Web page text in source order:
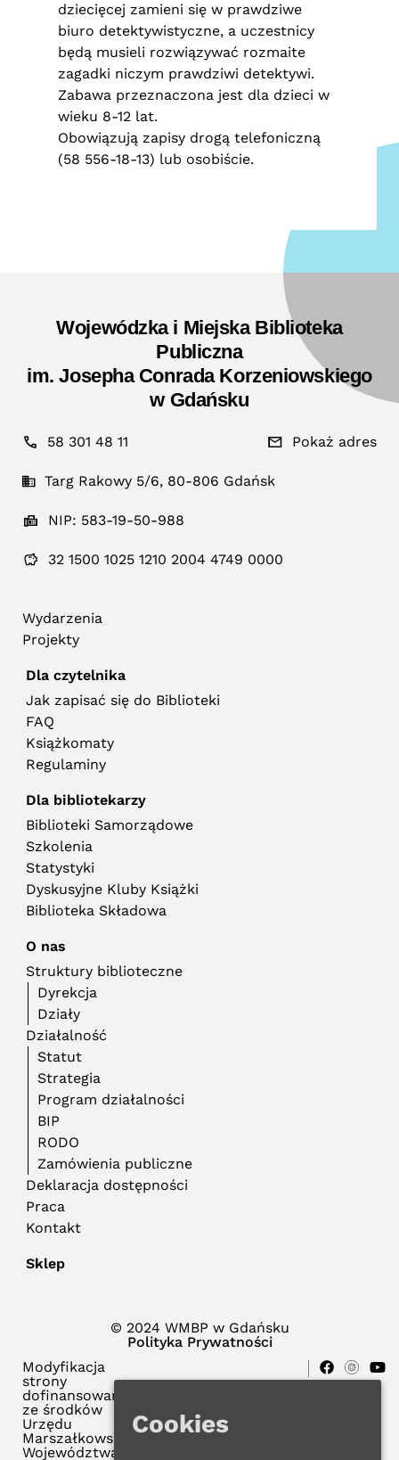
dziecięcej zamieni się w prawdziwe
biuro detektywistyczne, a uczestnicy
będą musieli rozwiązywać rozmaite
zagadki niczym prawdziwi detektywi.
Zabawa przeznaczona jest dla dzieci w
wieku 8-12 lat.
Obowiązują zapisy drogą telefoniczną
(58 556-18-13) lub osobiście.
Wojewódzka i Miejska Biblioteka
Publiczna
im. Josepha Conrada Korzeniowskiego
w Gdańsku
58 301 48 11 Pokaż adres
Targ Rakowy 5/6, 80-806 Gdańsk
NIP: 583-19-50-988
32 1500 1025 1210 2004 4749 0000
Wydarzenia
Projekty
Dla czytelnika
Jak zapisać się do Biblioteki
FAQ
Książkomaty
Regulaminy
Dla bibliotekarzy
Biblioteki Samorządowe
Szkolenia
Statystyki
Dyskusyjne Kluby Książki
Biblioteka Składowa
O nas
Struktury biblioteczne
Dyrekcja
Działy
Działalność
Statut
Strategia
Program działalności
BIP
RODO
Zamówienia publiczne
Deklaracja dostępności
Praca
Kontakt
Sklep
© 2024 WMBP w Gdańsku
Polityka Prywatności
Modyfikacja
strony
dofinansowana
ze środków
Urzędu
Marszałkowskiego
Województwa
Cookies